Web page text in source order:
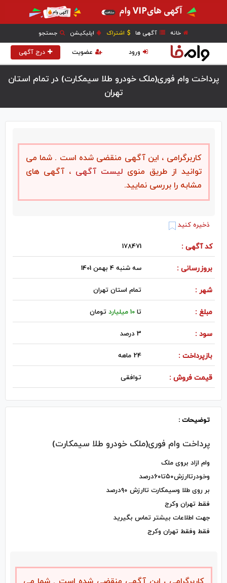
خانه آگهی ها اشتراک اپلیکیشن جستجو
درج آگهی عضویت ورود
پرداخت وام فوری(ملک خودرو طلا سیمکارت) در تمام استان
تهران
کاربرگرامی ، این آگهی منقضی شده است . شما می
توانید از طریق منوی لیست آگهی ، آگهی های
مشابه را بررسی نمایید.
ذخیره کنید
کد آگهی : 178471
بروزرسانی : سه شنبه 4 بهمن 1401
شهر : تمام استان تهران
مبلغ : تا10 میلیارد تومان
سود : 3 درصد
بازپرداخت : 24 ماهه
قیمت فروش : توافقی
توضیحات :
پرداخت وام فوری(ملک خودرو طلا سیمکارت)
وام ازاد بروی ملک
وخودرتاارزش۵۰تا۶۰درصد
بر روی طلا وسیمکارت تاارزش ۹۰درصد
فقط تهران وکرج
جهت اطلاعات بیشتر تماس بگیرید
فقط وفقط تهران وکرج